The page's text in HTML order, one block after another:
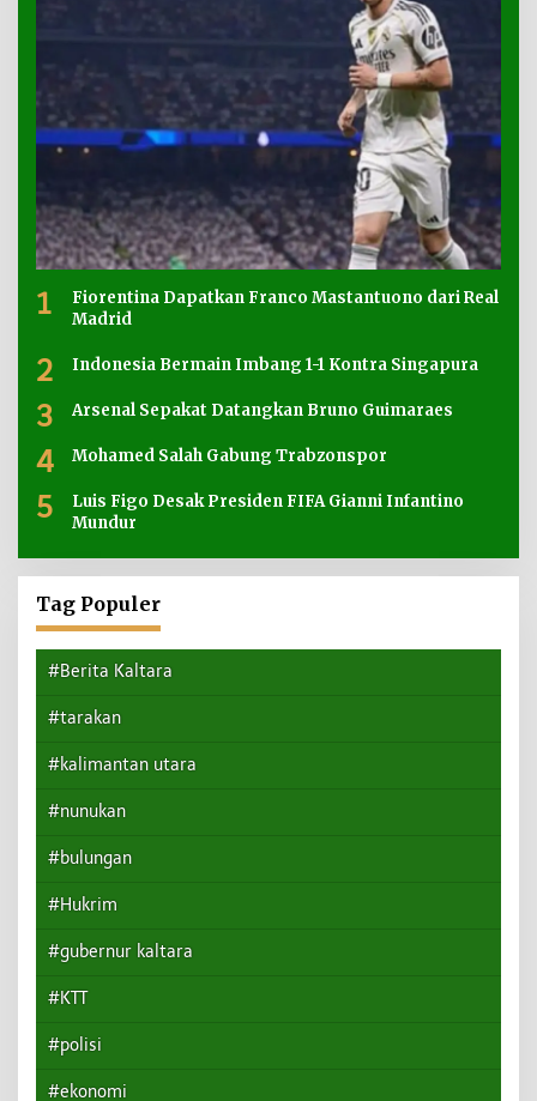
1
Fiorentina Dapatkan Franco Mastantuono dari Real
Madrid
2 Indonesia Bermain Imbang 1-1 Kontra Singapura
3 Arsenal Sepakat Datangkan Bruno Guimaraes
4 Mohamed Salah Gabung Trabzonspor
5
Luis Figo Desak Presiden FIFA Gianni Infantino
Mundur
Tag Populer
#Berita Kaltara
#tarakan
#kalimantan utara
#nunukan
#bulungan
#Hukrim
#gubernur kaltara
#KTT
#polisi
#ekonomi